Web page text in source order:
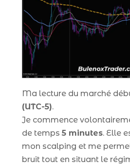
Ma lecture du marché
(UTC-5).
Je commence
de temps 5 minutes. Elle
mon scalping et me
bruit tout en situant le